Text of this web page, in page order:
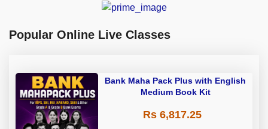
Popular Online Live Classes
Bank Maha Pack Plus with English
Medium Book Kit
Rs 6,817.25